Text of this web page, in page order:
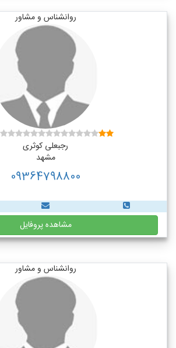
روانشناس و مشاور
رجبعلی کوثری
مشهد
09364798800
مشاهده پروفایل
روانشناس و مشاور